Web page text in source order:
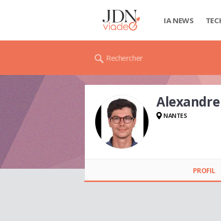
IA NEWS
Rechercher
Alexandre
NANTES
PROFIL